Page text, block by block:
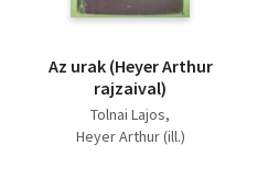
Az urak (Heyer Arthur
rajzaival)
Tolnai Lajos
Heyer Arthur (ill.)